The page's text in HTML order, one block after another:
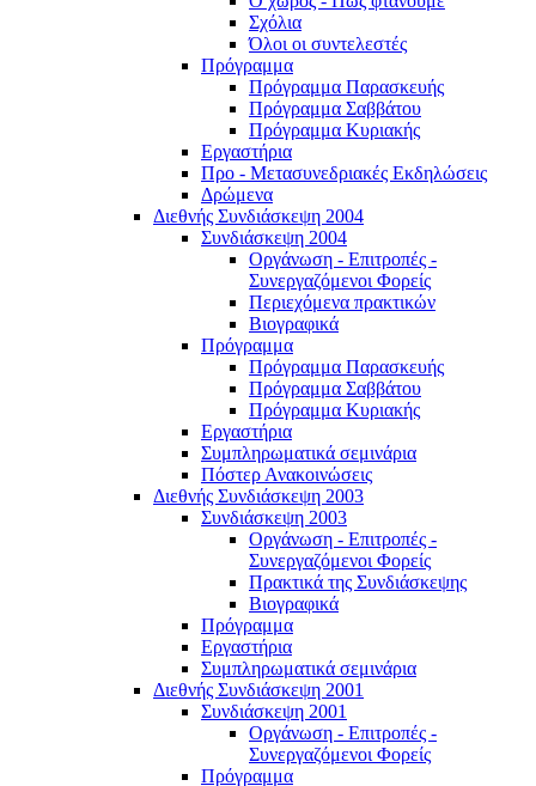
Σχόλια
Όλοι οι συντελεστές
Πρόγραμμα
Πρόγραμμα Παρασκευής
Πρόγραμμα Σαββάτου
Πρόγραμμα Κυριακής
Εργαστήρια
Προ - Μετασυνεδριακές Εκδηλώσεις
Δρώμενα
Διεθνής Συνδιάσκεψη 2004
Συνδιάσκεψη 2004
Οργάνωση - Επιτροπές -
Συνεργαζόμενοι Φορείς
Περιεχόμενα πρακτικών
Βιογραφικά
Πρόγραμμα
Πρόγραμμα Παρασκευής
Πρόγραμμα Σαββάτου
Πρόγραμμα Κυριακής
Εργαστήρια
Συμπληρωματικά σεμινάρια
Πόστερ Ανακοινώσεις
Διεθνής Συνδιάσκεψη 2003
Συνδιάσκεψη 2003
Οργάνωση - Επιτροπές -
Συνεργαζόμενοι Φορείς
Πρακτικά της Συνδιάσκεψης
Βιογραφικά
Πρόγραμμα
Εργαστήρια
Συμπληρωματικά σεμινάρια
Διεθνής Συνδιάσκεψη 2001
Συνδιάσκεψη 2001
Οργάνωση - Επιτροπές -
Συνεργαζόμενοι Φορείς
Πρόγραμμα